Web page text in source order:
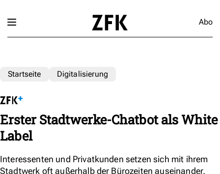
Abo
Startseite Digitalisierung
Erster Stadtwerke-Chatbot als White
Label
Interessenten und Privatkunden setzen sich mit ihrem
Stadtwerk oft außerhalb der Bürozeiten auseinander.